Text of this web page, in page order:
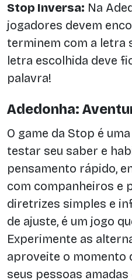
Stop Inversa: Na
jogadores devem
terminem com a letra
letra escolhida deve
palavra!
Adedonha:
O game da Stop é
testar seu saber e
pensamento rápido,
com companheiros e
diretrizes simples e
de ajuste, é um jogo
Experimente as
aproveite o momento
seus pessoas